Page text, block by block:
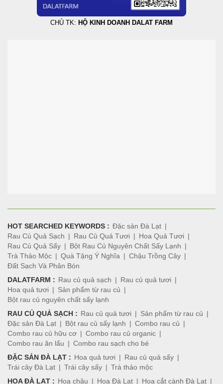
CHỦ TK: HỘ KINH DOANH DALAT FARM
HOT SEARCHED KEYWORDS : Đặc sản Đà Lạt
Rau Củ Quả Sạch
Rau Củ Quả Tươi
Hoa Quả Tươi
Rau Củ Quả Sấy
Bột Rau Củ Nguyên Chất Sấy Lạnh
Trà Thảo Mộc
Quà Tặng Ý Nghĩa
Chậu Trồng Cây
Đất Sạch Và Phân Bón
DALATFARM : Rau củ quả sạch
Rau củ quả tươi
Hoa quả tươi
Sản phẩm từ rau củ
Bột rau củ nguyên chất sấy lạnh
RAU CỦ QUẢ SẠCH : Rau củ quả tươi
Sản phẩm từ rau củ
Đặc sản Đà Lạt
Bột rau củ sấy lạnh
Combo rau củ
Combo rau củ hữu cơ
Combo rau củ organic
Combo rau ăn lẩu
Combo rau sạch cho bé
ĐẶC SẢN ĐÀ LẠT : Hoa quả tươi
Rau củ quả sấy
Trái cây Đà Lạt
Trái cây sấy
Trà thảo mộc
HOA ĐÀ LẠT : Hoa chậu Hoa Đà Lạt Hoa cắt cành Đà Lạt